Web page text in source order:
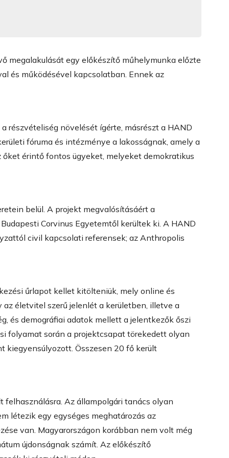
megalakulását egy előkészítő műhelymunka előzte
és működésével kapcsolatban. Ennek az
részvételiség növelését ígérte, másrészt a HAND
fóruma és intézménye a lakosságnak, amely a
érintő fontos ügyeket, melyeket demokratikus
belül. A projekt megvalósításáért a
Corvinus Egyetemtől kerültek ki. A HAND
civil kapcsolati referensek; az Anthropolis
űrlapot kellet kitölteniük, mely online és
életvitel szerű jelenlét a kerületben, illetve a
és demográfiai adatok mellett a jelentkezők őszi
folyamat során a projektcsapat törekedett olyan
kiegyensúlyozott. Összesen 20 fő került
Az állampolgári tanács olyan
létezik egy egységes meghatározás az
van. Magyarországon korábban nem volt még
újdonságnak számít. Az előkészítő